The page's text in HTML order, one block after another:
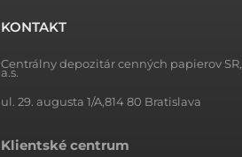
KONTAKT
Centrálny depozitár cenných papierov SR,
a.s.
ul. 29. augusta 1/A,814 80 Bratislava
Klientské centrum